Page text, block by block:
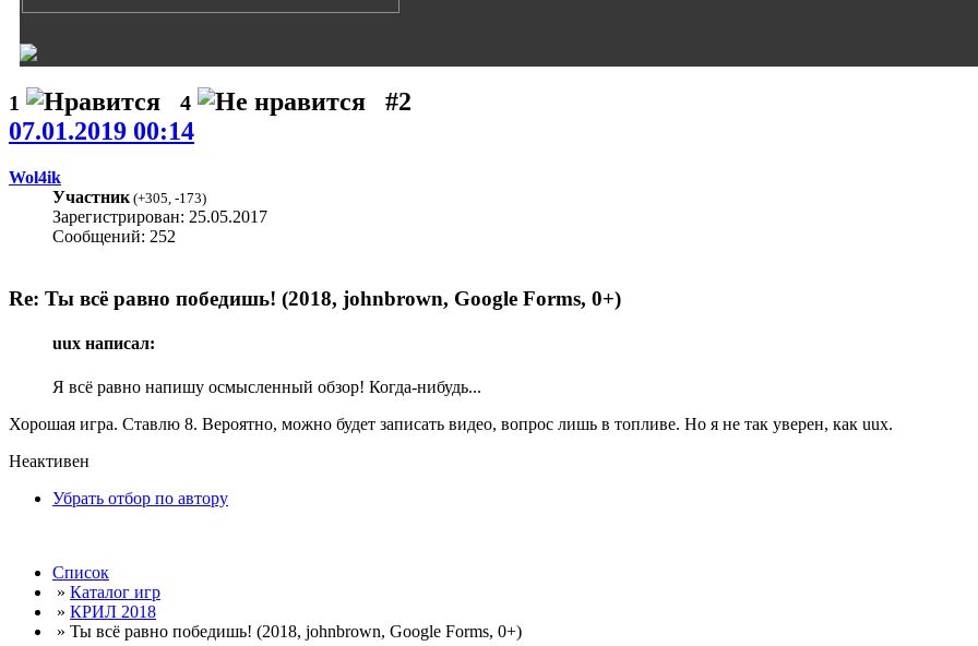
1 4
#2
07.01.2019 00:14
Wol4ik
Участник(+305, -173)
Зарегистрирован: 25.05.2017
Сообщений: 252
Re: Ты всё равно победишь! (2018, johnbrown, Google Forms, 0+)
uux написал:
Я всё равно напишу осмысленный обзор! Когда-нибудь...
Хорошая игра. Ставлю 8. Вероятно, можно будет записать видео, вопрос лишь в топливе. Но я не так уверен, как uux.
Неактивен
Убрать отбор по автору
Список
» Каталог игр
» КРИЛ 2018
» Ты всё равно победишь! (2018, johnbrown, Google Forms, 0+)